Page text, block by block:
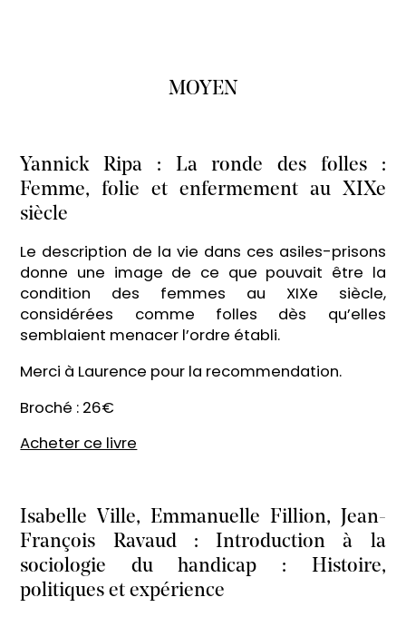
MOYEN
Yannick Ripa : La ronde des folles :
Femme, folie et enfermement au XIXe
siècle
Le description de la vie dans ces asiles-prisons
donne une image de ce que pouvait être la
condition des femmes au XIXe siècle,
considérées comme folles dès qu’elles
semblaient menacer l’ordre établi.
Merci à Laurence pour la recommendation.
Broché : 26€
Acheter ce livre
Isabelle Ville, Emmanuelle Fillion, Jean-
François Ravaud : Introduction à la
sociologie du handicap : Histoire,
politiques et expérience